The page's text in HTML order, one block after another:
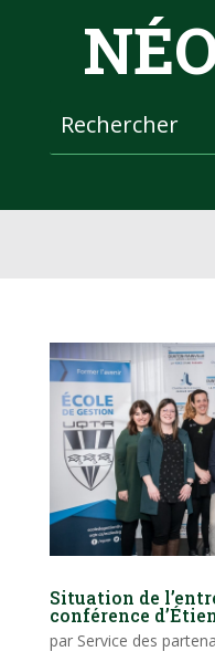
Situation de
conférence
par Service des